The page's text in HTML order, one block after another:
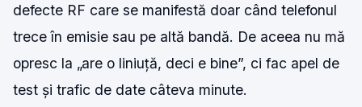
defecte RF care se manifestă doar când telefonul
trece în emisie sau pe altă bandă. De aceea nu mă
opresc la „are o liniuță, deci e bine”, ci fac apel de
test și trafic de date câteva minute.